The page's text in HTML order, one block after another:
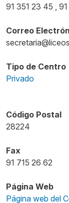
91 351 23 45 ,
Correo
Tipo de Centro
Privado
Código Postal
28224
Fax
91 715 26 62
Página Web
Página web del